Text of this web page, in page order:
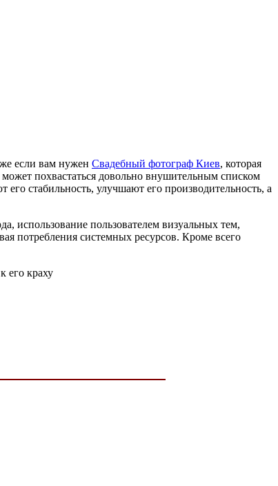
если вам нужен Свадебный фотограф Киев, которая
похвастаться довольно внушительным списком
стабильность, улучшают его производительность, а
использование пользователем визуальных тем,
потребления системных ресурсов. Кроме всего
его краху